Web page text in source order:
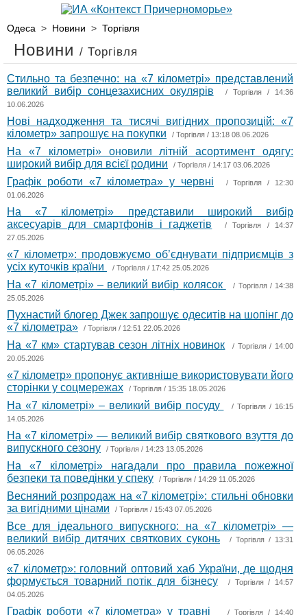
Одеса > Новини > Торгівля
Новини / Торгівля
Стильно та безпечно: на «7 кілометрі» представлений
великий вибір сонцезахисних окулярів
/Торгівля / 14:36
10.06.2026
Нові надходження та тисячі вигідних пропозицій: «7
кілометр» запрошує на покупки
/ Торгівля / 13:18 08.06.2026
На «7 кілометрі» оновили літній асортимент одягу:
широкий вибір для всієї родини
/ Торгівля / 14:17 03.06.2026
Графік роботи «7 кілометра» у червні /Торгівля / 12:30
01.06.2026
На «7 кілометрі» представили широкий вибір
аксесуарів для смартфонів і гаджетів
/Торгівля / 14:37
27.05.2026
«7 кілометр»: продовжуємо об’єднувати підприємців з
усіх куточків країни
/ Торгівля / 17:42 25.05.2026
На «7 кілометрі» – великий вибір колясок / Торгівля/ 14:38
25.05.2026
Пухнастий блогер Джек запрошує одеситів на шопінг до
«7 кілометра»
/ Торгівля / 12:51 22.05.2026
На «7 км» стартував сезон літніх новинок / Торгівля/ 14:00
20.05.2026
«7 кілометр» пропонує активніше використовувати його
сторінки у соцмережах
/ Торгівля / 15:35 18.05.2026
На «7 кілометрі» – великий вибір посуду /Торгівля / 16:15
14.05.2026
На «7 кілометрі» — великий вибір святкового взуття до
випускного сезону
/ Торгівля / 14:23 13.05.2026
На «7 кілометрі» нагадали про правила пожежної
безпеки та поведінки у спеку
/ Торгівля / 14:29 11.05.2026
Весняний розпродаж на «7 кілометрі»: стильні обновки
за вигідними цінами
/ Торгівля / 15:43 07.05.2026
Все для ідеального випускного: на «7 кілометрі» —
великий вибір дитячих святкових суконь
/ Торгівля / 13:31
06.05.2026
«7 кілометр»: головний оптовий хаб України, де щодня
формується товарний потік для бізнесу
/ Торгівля/ 14:57
04.05.2026
Графік роботи «7 кілометра» у травні / Торгівля/ 14:40